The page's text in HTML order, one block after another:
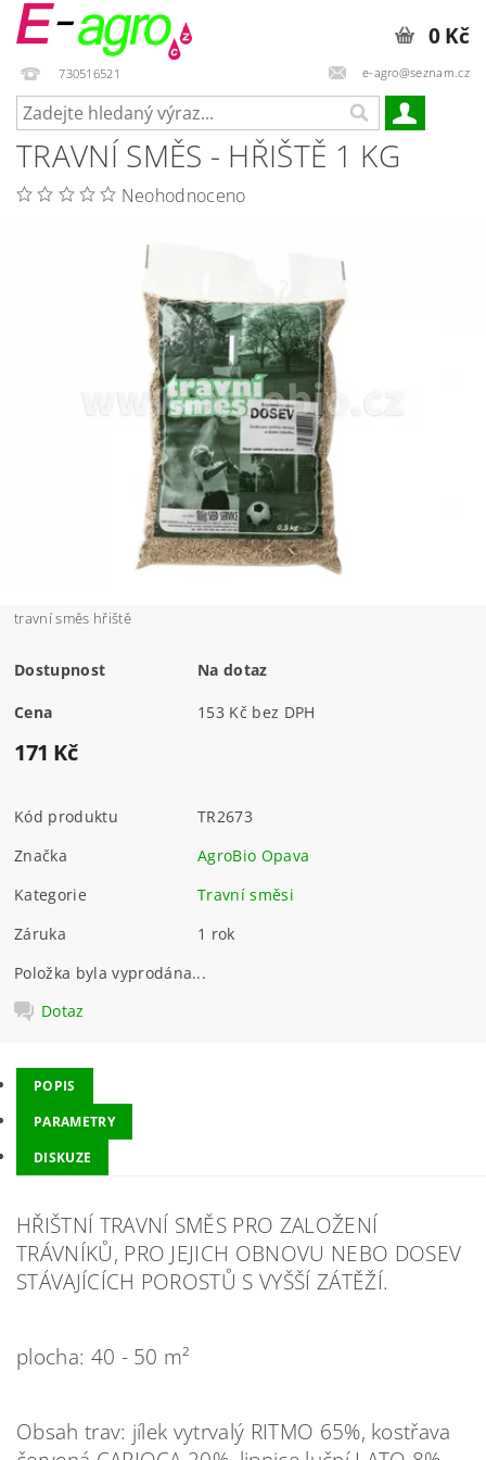
730516521 e-agro@seznam.cz
0 Kč
TRAVNÍ SMĚS - HŘIŠTĚ 1 KG
Neohodnoceno
travní směs hřiště
Dostupnost Na dotaz
Cena 153 Kč bez DPH
171 Kč
Kód produktu
TR2673
Značka
AgroBio Opava
Kategorie
Travní směsi
Záruka
1 rok
Položka byla vyprodána...
Dotaz
POPIS
PARAMETRY
DISKUZE
HŘIŠTNÍ TRAVNÍ SMĚS PRO ZALOŽENÍ
TRÁVNÍKŮ, PRO JEJICH OBNOVU NEBO DOSEV
STÁVAJÍCÍCH POROSTŮ S VYŠŠÍ ZÁTĚŽÍ.
plocha: 40 - 50 m²
Obsah trav: jílek vytrvalý RITMO 65%, kostřava